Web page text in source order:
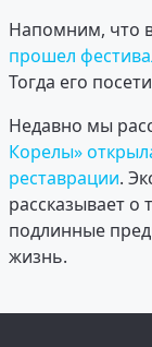
Напомним, что
прошел
Тогда его
Недавно мы
Корелы»
реставрации.
рассказывает о
подлинные
жизнь.